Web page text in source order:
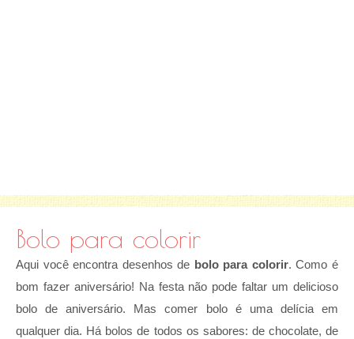
Bolo para colorir
Aqui você encontra desenhos de bolo para colorir. Como é
bom fazer aniversário! Na festa não pode faltar um delicioso
bolo de aniversário. Mas comer bolo é uma delícia em
qualquer dia. Há bolos de todos os sabores: de chocolate, de